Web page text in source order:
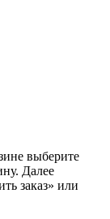
выберите
Далее
заказ» или